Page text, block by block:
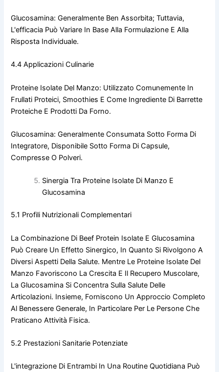
Glucosamina: Generalmente Ben Assorbita; Tuttavia,
L'efficacia Può Variare In Base Alla Formulazione E Alla
Risposta Individuale.
4.4 Applicazioni Culinarie
Proteine Isolate Del Manzo: Utilizzato Comunemente In
Frullati Proteici, Smoothies E Come Ingrediente Di Barrette
Proteiche E Prodotti Da Forno.
Glucosamina: Generalmente Consumata Sotto Forma Di
Integratore, Disponibile Sotto Forma Di Capsule,
Compresse O Polveri.
Sinergia Tra Proteine Isolate Di Manzo E
Glucosamina
5.1 Profili Nutrizionali Complementari
La Combinazione Di Beef Protein Isolate E Glucosamina
Può Creare Un Effetto Sinergico, In Quanto Si Rivolgono A
Diversi Aspetti Della Salute. Mentre Le Proteine Isolate Del
Manzo Favoriscono La Crescita E Il Recupero Muscolare,
La Glucosamina Si Concentra Sulla Salute Delle
Articolazioni. Insieme, Forniscono Un Approccio Completo
Al Benessere Generale, In Particolare Per Le Persone Che
Praticano Attività Fisica.
5.2 Prestazioni Sanitarie Potenziate
L'integrazione Di Entrambi In Una Routine Quotidiana Può